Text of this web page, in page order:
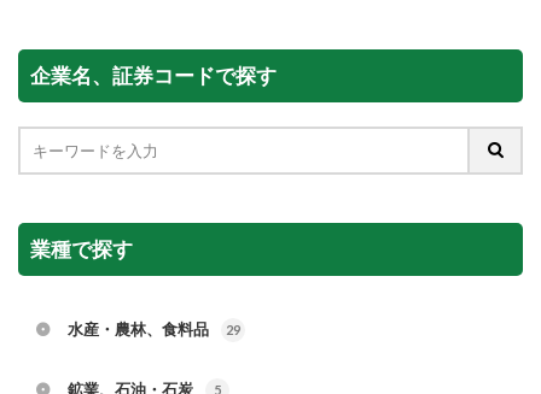
企業名、証券コードで探す
業種で探す
水産・農林、食料品 29
鉱業、石油・石炭 5